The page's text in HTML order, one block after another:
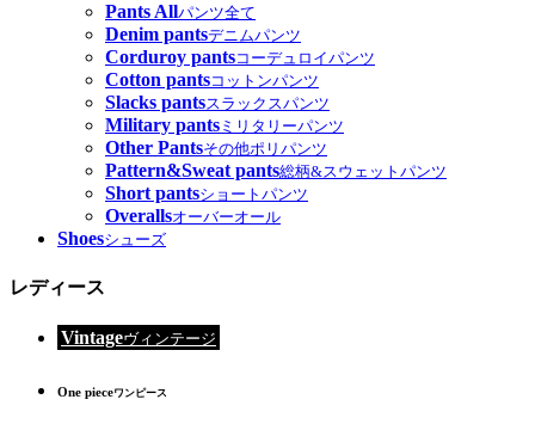
Pants Allパンツ全て
Denim pantsデニムパンツ
Corduroy pantsコーデュロイパンツ
Cotton pantsコットンパンツ
Slacks pantsスラックスパンツ
Military pants ミリタリーパンツ
Other Pantsその他ポリパンツ
Pattern&Sweat pants総柄&スウェットパンツ
Short pantsショートパンツ
Overallsオーバーオール
Shoesシューズ
レディース
Vintageヴィンテージ
One pieceワンピース